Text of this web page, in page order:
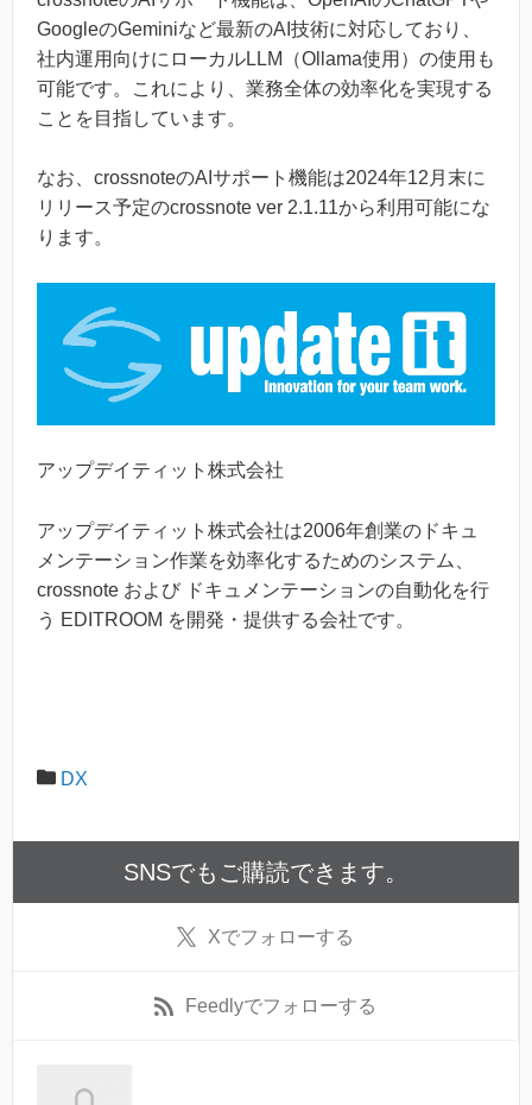
GoogleのGeminiなど最新のAI技術に対応しており、
社内運用向けにローカルLLM（Ollama使用）の使用も
可能です。これにより、業務全体の効率化を実現する
ことを目指しています。
なお、crossnoteのAIサポート機能は2024年12月末に
リリース予定のcrossnote ver 2.1.11から利用可能にな
ります。
アップデイティット株式会社
アップデイティット株式会社は2006年創業のドキュ
メンテーション作業を効率化するためのシステム、
crossnote および ドキュメンテーションの自動化を行
う EDITROOM を開発・提供する会社です。
DX
SNSでもご購読できます。
Xでフォローする
Feedlyでフォローする